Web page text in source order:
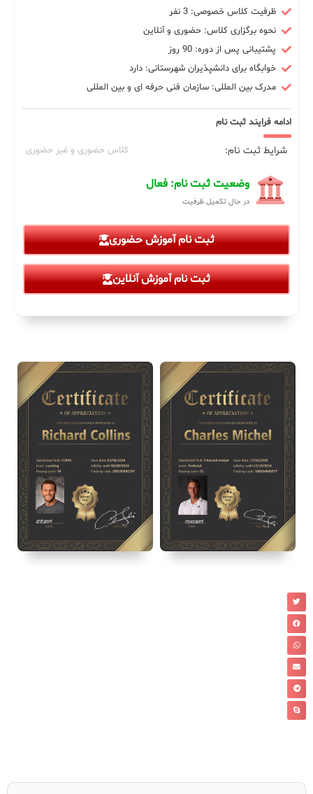
ظرفیت کلاس خصوصی: 3 نفر
نحوه برگزاری کلاس: حضوری و آنلاین
پشتیبانی پس از دوره: 90 روز
خوابگاه برای دانشپذیران شهرستانی: دارد
مدرک بین المللی: سازمان فنی حرفه ای و بین المللی
ادامه فرایند ثبت نام
شرایط ثبت نام: کلاس حضوری و غیر حضوری
وضعیت ثبت نام: فعال
در حال تکمیل ظرفیت
ثبت نام آموزش حضوری
ثبت نام آموزش آنلاین